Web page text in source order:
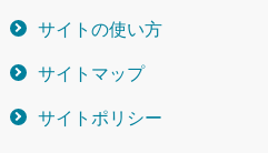
サイトの使い方
サイトマップ
サイトポリシー